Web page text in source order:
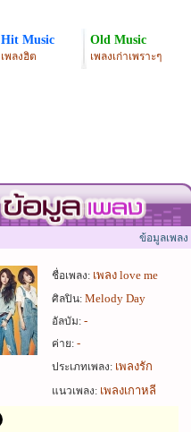
Hit Music
เพลงฮิต
Old Music
เพลงเก่าเพราะๆ
ข้อมูลเพลง
ชื่อเพลง: เพลง love me
ศิลปิน: Melody Day
อัลบัม: -
ค่าย: -
ประเภทเพลง: เพลงรัก
แนวเพลง: เพลงเกาหลี